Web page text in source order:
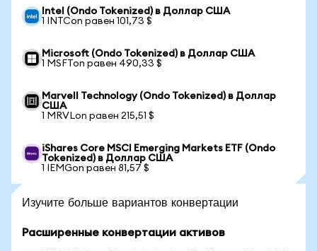
Intel (Ondo Tokenized) в Доллар США
1 INTCon равен 101,73 $
Microsoft (Ondo Tokenized) в Доллар США
1 MSFTon равен 490,33 $
Marvell Technology (Ondo Tokenized) в Доллар
США
1 MRVLon равен 215,51 $
iShares Core MSCI Emerging Markets ETF (Ondo
Tokenized) в Доллар США
1 IEMGon равен 81,57 $
Изучите больше вариантов конвертации
Расширенные конвертации активов